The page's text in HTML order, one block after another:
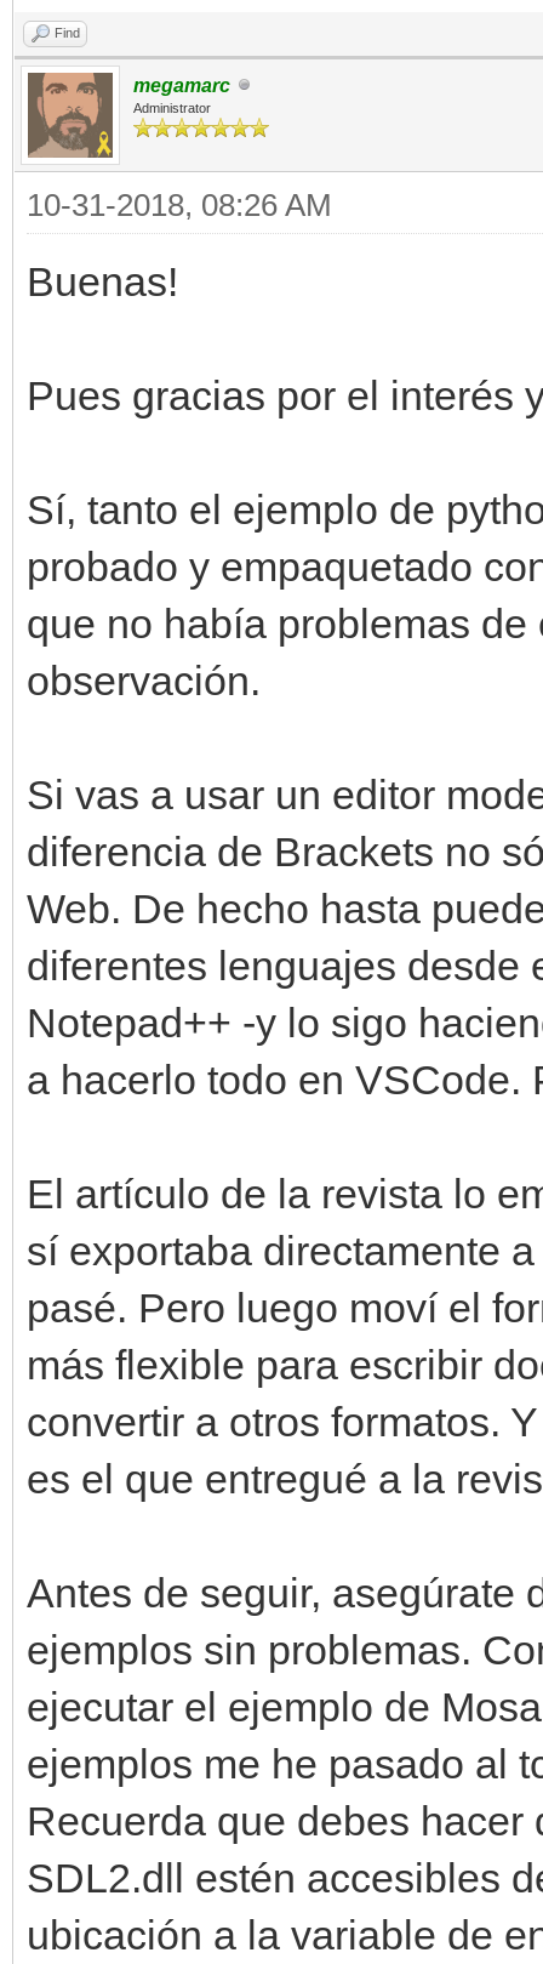
Find
megamarc
Administrator
10-31-2018, 08:26 AM
Buenas!
Pues gracias por el interés
Sí, tanto el ejemplo de
probado y empaquetado
que no había problemas
observación.
Si vas a usar un editor
diferencia de Brackets no
Web. De hecho hasta
diferentes lenguajes desde
Notepad++ -y lo sigo
a hacerlo todo en VSCode.
El artículo de la revista lo
sí exportaba directamente
pasé. Pero luego moví el
más flexible para escribir
convertir a otros formatos.
es el que entregué a la
Antes de seguir, asegúrate
ejemplos sin problemas.
ejecutar el ejemplo de
ejemplos me he pasado al
Recuerda que debes
SDL2.dll estén accesibles
ubicación a la variable de